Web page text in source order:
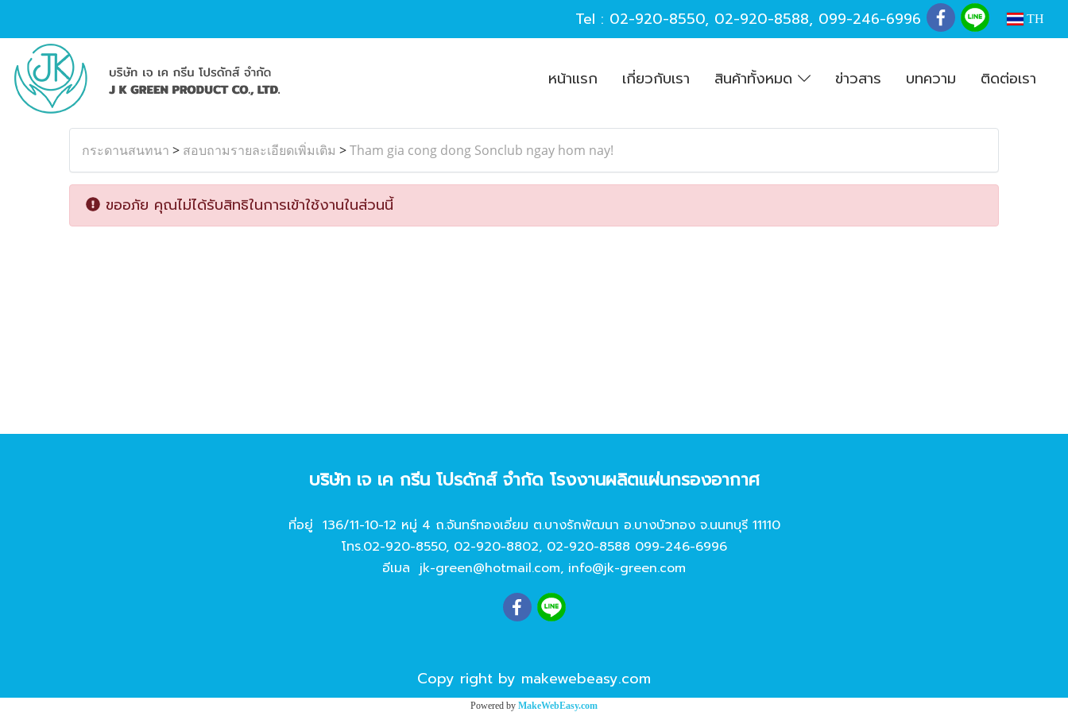
Tel : 02-920-8550, 02-920-8588, 099-246-6996 TH
หน้าแรก เกี่ยวกับเรา สินค้าทั้งหมด ข่าวสาร บทความ ติดต่อเรา
กระดานสนทนา > สอบถามรายละเอียดเพิ่มเติม >Tham gia cong dong Sonclub ngay hom nay!
ขออภัย คุณไม่ได้รับสิทธิในการเข้าใช้งานในส่วนนี้
บริษัท เจ เค กรีน โปรดักส์ จํากัด โรงงานผลิตแผ่นกรองอากาศ
ที่อยู่ 136/11-10-12 หมู่ 4 ถ.จันทร์ทองเอี่ยม ต.บางรักพัฒนา อ.บางบัวทอง จ.นนทบุรี 11110
โทร.02-920-8550, 02-920-8802, 02-920-8588 099-246-6996
อีเมล jk-green@hotmail.com, info@jk-green.com
Copy right by makewebeasy.com
Powered by MakeWebEasy.com